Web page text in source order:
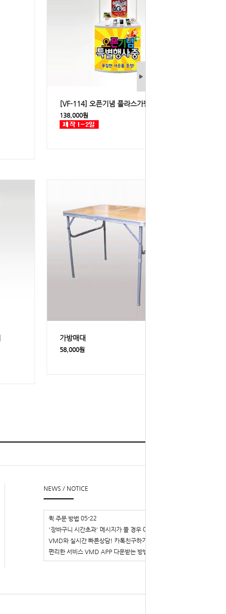
▶
[VF-114] 오픈기념 플라스가판대
138,000원
가방매대
58,000원
NEWS / NOTICE
퀵 주문 방법 05-22
'장바구니 시간초과' 메시지가 뜰 경우 03-29
VMD와 실시간 빠른상담! 카톡친구하기
편리한 서비스 VMD APP 다운받는 방법